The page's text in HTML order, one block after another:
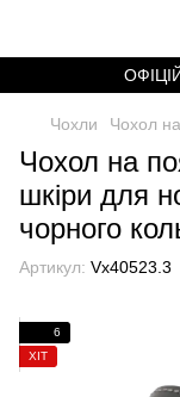
Чохли Чохол
Чохол на
шкіри для
чорного
Артикул: Vx40523.3
6
ХІТ